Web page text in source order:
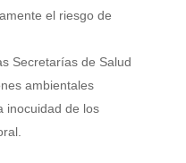
el riesgo de
Secretarías de Salud
ambientales
inocuidad de los